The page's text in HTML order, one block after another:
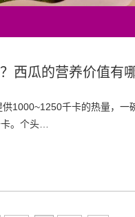
西瓜的营养价值有哪
千卡的热量，一
。个头…